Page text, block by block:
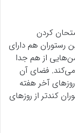
کردن
رستوران هم دارای
از هم جدا
فعالیت می‌کند. فضای آن
آخر هفته
کندتر از روزهای